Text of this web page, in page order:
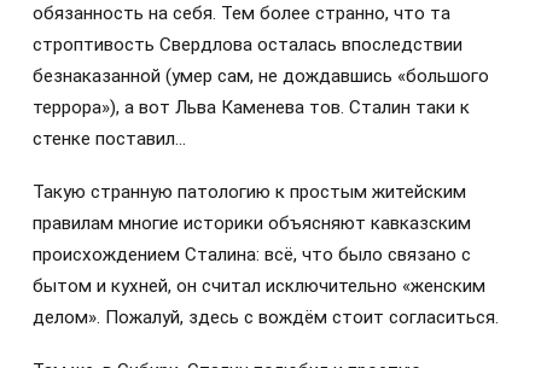
обязанность на себя. Тем более странно, что та
строптивость Свердлова осталась впоследствии
безнаказанной (умер сам, не дождавшись «большого
террора»), а вот Льва Каменева тов. Сталин таки к
стенке поставил…
Такую странную патологию к простым житейским
правилам многие историки объясняют кавказским
происхождением Сталина: всё, что было связано с
бытом и кухней, он считал исключительно «женским
делом». Пожалуй, здесь с вождём стоит согласиться.